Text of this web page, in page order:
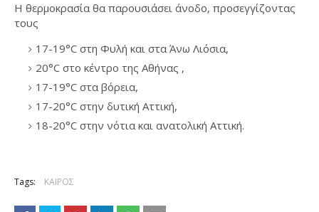
Η θερμοκρασία θα παρουσιάσει άνοδο, προσεγγίζοντας
τους
17-19°C στη Φυλή και στα Άνω Λιόσια,
20°C στο κέντρο της Αθήνας ,
17-19°C στα βόρεια,
17-20°C στην δυτική Αττική,
18-20°C στην νότια και ανατολική Αττική.
Tags: ΚΑΙΡΟΣ